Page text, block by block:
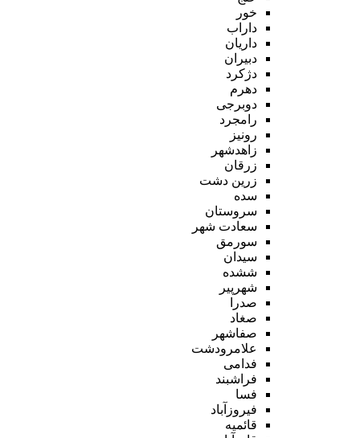
خور
داراب
داریان
دبیران
دژکرد
دهرم
دوبرجی
رامجرد
رونیز
زاهدشهر
زرقان
زرین دشت
سده
سروستان
سعادت شهر
سورمق
سیدان
ششده
شهرپیر
صدرا
صغاد
صفاشهر
علامرودشت
فدامی
فراشبند
فسا
فیروزآباد
قائمیه